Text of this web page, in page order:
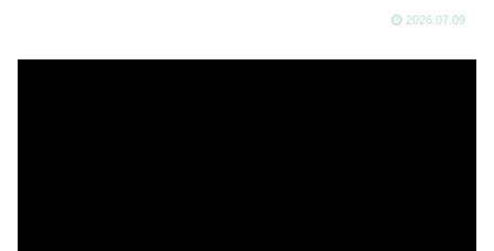
2026.07.09